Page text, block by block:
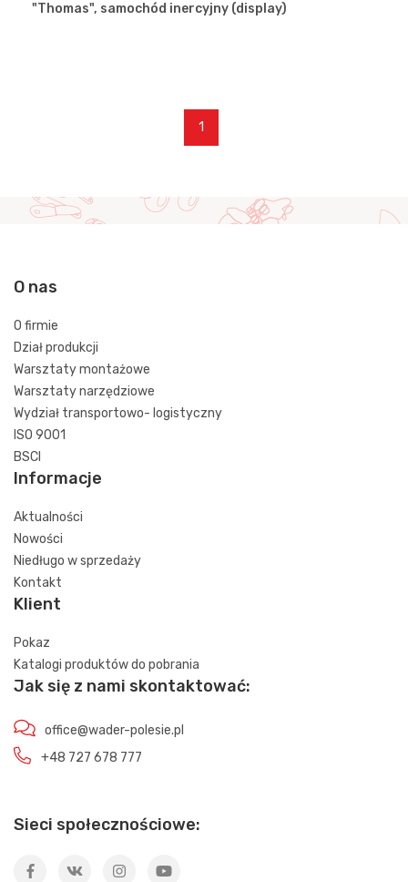
"Thomas", samochód inercyjny (display)
1
O nas
O firmie
Dział produkcji
Warsztaty montażowe
Warsztaty narzędziowe
Wydział transportowo- logistyczny
ISO 9001
BSCI
Informacje
Aktualności
Nowości
Niedługo w sprzedaży
Kontakt
Klient
Pokaz
Katalogi produktów do pobrania
Jak się z nami skontaktować:
office@wader-polesie.pl
+48 727 678 777
Sieci społecznościowe: